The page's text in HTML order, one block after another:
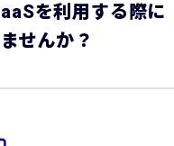
を利用する際に
せんか？